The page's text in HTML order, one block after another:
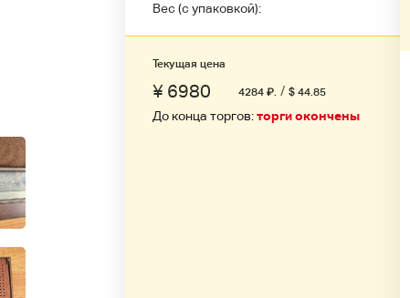
Вес (с упаковкой):
Текущая цена
¥ 6980 4284 ₽. / $ 44.85
До конца торгов:торги окончены